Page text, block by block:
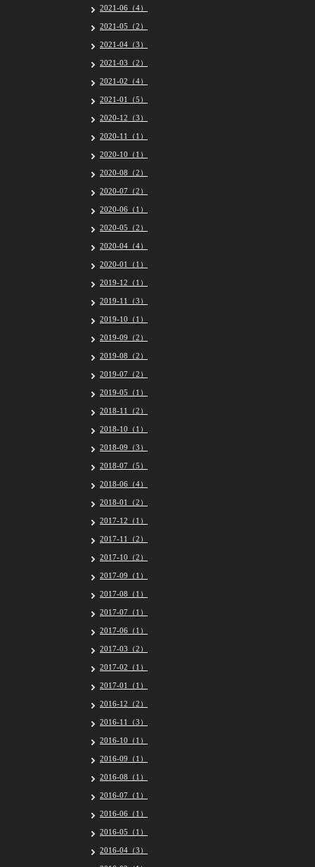
2021-06（4）
2021-05（2）
2021-04（3）
2021-03（2）
2021-02（4）
2021-01（5）
2020-12（3）
2020-11（1）
2020-10（1）
2020-08（2）
2020-07（2）
2020-06（1）
2020-05（2）
2020-04（4）
2020-01（1）
2019-12（1）
2019-11（3）
2019-10（1）
2019-09（2）
2019-08（2）
2019-07（2）
2019-05（1）
2018-11（2）
2018-10（1）
2018-09（3）
2018-07（5）
2018-06（4）
2018-01（2）
2017-12（1）
2017-11（2）
2017-10（2）
2017-09（1）
2017-08（1）
2017-07（1）
2017-06（1）
2017-03（2）
2017-02（1）
2017-01（1）
2016-12（2）
2016-11（3）
2016-10（1）
2016-09（1）
2016-08（1）
2016-07（1）
2016-06（1）
2016-05（1）
2016-04（3）